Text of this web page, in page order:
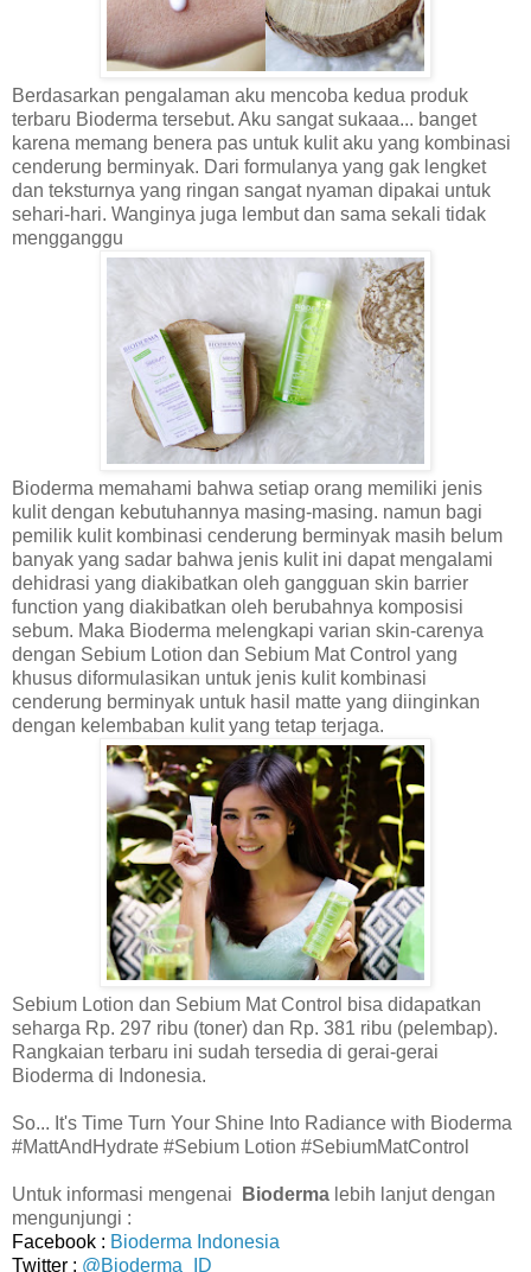
Berdasarkan pengalaman aku mencoba kedua produk
terbaru Bioderma tersebut. Aku sangat sukaaa... banget
karena memang benera pas untuk kulit aku yang kombinasi
cenderung berminyak. Dari formulanya yang gak lengket
dan teksturnya yang ringan sangat nyaman dipakai untuk
sehari-hari. Wanginya juga lembut dan sama sekali tidak
mengganggu
Bioderma memahami bahwa setiap orang memiliki jenis
kulit dengan kebutuhannya masing-masing. namun bagi
pemilik kulit kombinasi cenderung berminyak masih belum
banyak yang sadar bahwa jenis kulit ini dapat mengalami
dehidrasi yang diakibatkan oleh gangguan skin barrier
function yang diakibatkan oleh berubahnya komposisi
sebum. Maka Bioderma melengkapi varian skin-carenya
dengan Sebium Lotion dan Sebium Mat Control yang
khusus diformulasikan untuk jenis kulit kombinasi
cenderung berminyak untuk hasil matte yang diinginkan
dengan kelembaban kulit yang tetap terjaga.
Sebium Lotion dan Sebium Mat Control bisa didapatkan
seharga Rp. 297 ribu (toner) dan Rp. 381 ribu (pelembap).
Rangkaian terbaru ini sudah tersedia di gerai-gerai
Bioderma di Indonesia.
So... It's Time Turn Your Shine Into Radiance with Bioderma
#MattAndHydrate #Sebium Lotion #SebiumMatControl
Untuk informasi mengenai Bioderma lebih lanjut dengan
mengunjungi :
Facebook : Bioderma Indonesia
Twitter : @Bioderma_ID